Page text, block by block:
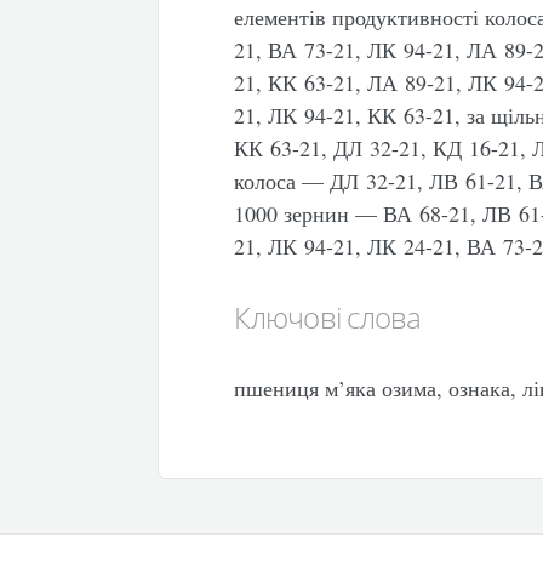
елементів продуктивності
21, ВА 73-21, ЛК 94-21, ЛА 89-
21, КК 63-21, ЛА 89-21, ЛК 94-
21, ЛК 94-21, КК 63-21, за
КК 63-21, ДЛ 32-21, КД 16-21,
колоса — ДЛ 32-21, ЛВ 61-21,
1000 зернин — ВА 68-21, ЛВ
21, ЛК 94-21, ЛК 24-21, ВА 73-
Ключові слова
пшениця м’яка озима, ознака,